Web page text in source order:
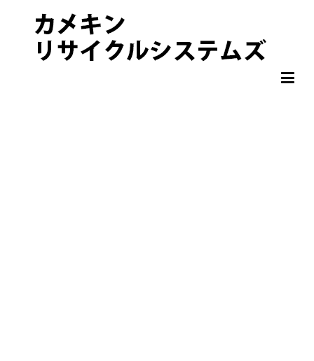
非鉄金属 OA機器 スクラップ 処分・買取りならカメキンリサイクル